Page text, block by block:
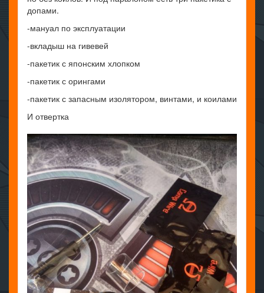
допами.
-мануал по эксплуатации
-вкладыш на гивевей
-пакетик с японским хлопком
-пакетик с орингами
-пакетик с запасным изолятором, винтами, и коилами
И отвертка